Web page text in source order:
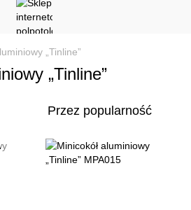
„Tinline”
„Tinline”
Przez popularność